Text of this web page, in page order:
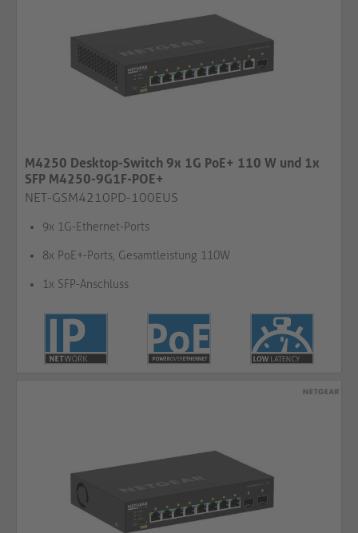
M4250 Desktop-Switch 9x 1G PoE+ 110 W und 1x
SFP M4250-9G1F-POE+
NET-GSM4210PD-100EUS
9x 1G-Ethernet-Ports
8x PoE+-Ports, Gesamtleistung 110W
1x SFP-Anschluss